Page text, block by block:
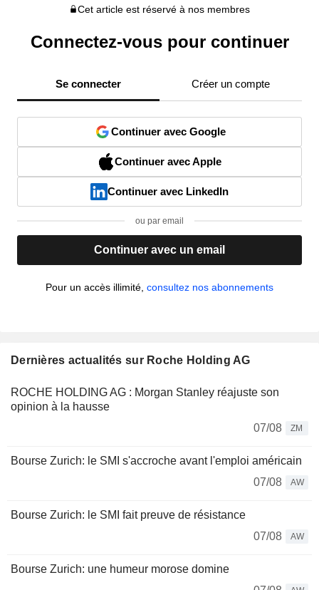
Cet article est réservé à nos membres
Connectez-vous pour continuer
Se connecter Créer un compte
Continuer avec Google
Continuer avec Apple
Continuer avec LinkedIn
ou par email
Continuer avec un email
Pour un accès illimité, consultez nos abonnements
Dernières actualités sur Roche Holding AG
ROCHE HOLDING AG : Morgan Stanley réajuste son
opinion à la hausse
07/08
ZM
Bourse Zurich: le SMI s'accroche avant l'emploi américain
07/08
AW
Bourse Zurich: le SMI fait preuve de résistance
07/08
AW
Bourse Zurich: une humeur morose domine